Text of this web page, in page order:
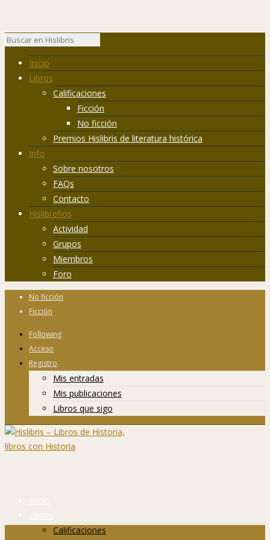
Inicio
Libros
Calificaciones
Ficción
No ficción
Premios Hislibris de literatura histórica
Info
Sobre nosotros
FAQs
Contacto
Hislibreños
Actividad
Grupos
Miembros
Foro
No ficción
Ficción
Following
Acceso
Registro
Mis entradas
Mis publicaciones
Libros que sigo
Inicio
Libros
Calificaciones